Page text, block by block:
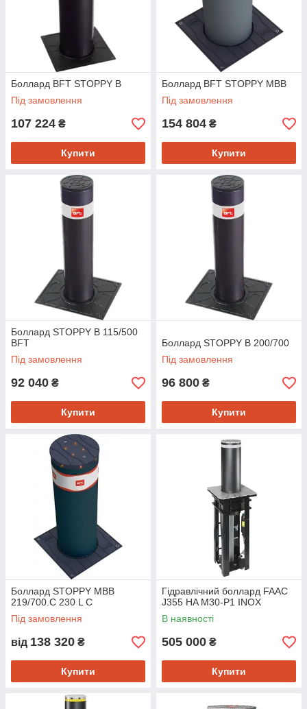
Боллард BFT STOPPY B
Під замовлення
107 224 ₴
Купити
Боллард BFT STOPPY MBB
Під замовлення
154 804 ₴
Купити
Боллард STOPPY B 115/500
BFT
Під замовлення
92 040 ₴
Купити
Боллард STOPPY B 200/700
Під замовлення
96 800 ₴
Купити
Боллард STOPPY MBB
219/700.C 230 L C
Під замовлення
від 138 320 ₴
Купити
Гідравлічний боллард FAAC
J355 HA M30-P1 INOX
В наявності
505 000 ₴
Купити